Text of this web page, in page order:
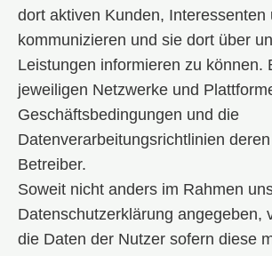
dort aktiven Kunden, Interessenten
kommunizieren und sie dort über
Leistungen informieren zu können.
jeweiligen Netzwerke und
Geschäftsbedingungen und die
Datenverarbeitungsrichtlinien
Betreiber.
Soweit nicht anders im Rahmen
Datenschutzerklärung angegeben,
die Daten der Nutzer sofern diese